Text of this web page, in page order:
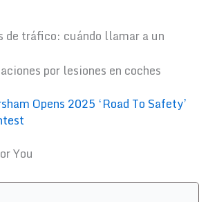
de tráfico: cuándo llamar a un
2025 ‘Road To Safety’
You